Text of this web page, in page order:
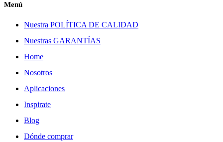
Menú
Nuestra POLÍTICA DE CALIDAD
Nuestras GARANTÍAS
Home
Nosotros
Aplicaciones
Inspirate
Blog
Dónde comprar